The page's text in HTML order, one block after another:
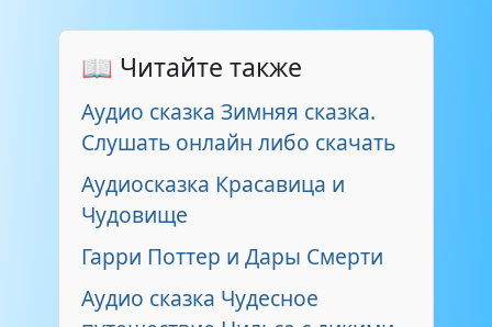
📖 Читайте также
Аудио сказка Зимняя сказка.
Слушать онлайн либо скачать
Аудиосказка Красавица и
Чудовище
Гарри Поттер и Дары Смерти
Аудио сказка Чудесное